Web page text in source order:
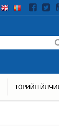
ТӨРИЙН